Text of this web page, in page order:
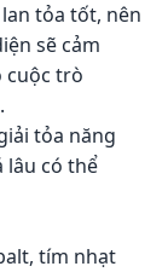
tỏa tốt, nên
sẽ cảm
cuộc trò
tỏa năng
lâu có thể
tím nhạt